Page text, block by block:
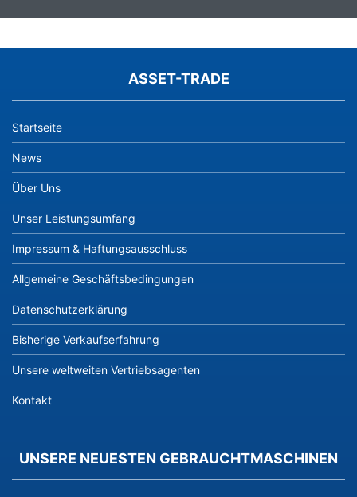
ASSET-TRADE
Startseite
News
Über Uns
Unser Leistungsumfang
Impressum & Haftungsausschluss
Allgemeine Geschäftsbedingungen
Datenschutzerklärung
Bisherige Verkaufserfahrung
Unsere weltweiten Vertriebsagenten
Kontakt
UNSERE NEUESTEN GEBRAUCHTMASCHINEN